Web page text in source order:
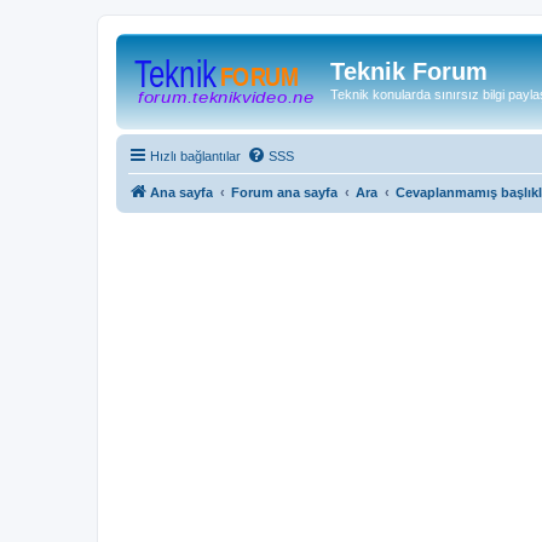
Teknik Forum
Teknik konularda sınırsız bilgi
Hızlı bağlantılar SSS
Ana sayfa Forum ana sayfa Ara Cevaplanmamış